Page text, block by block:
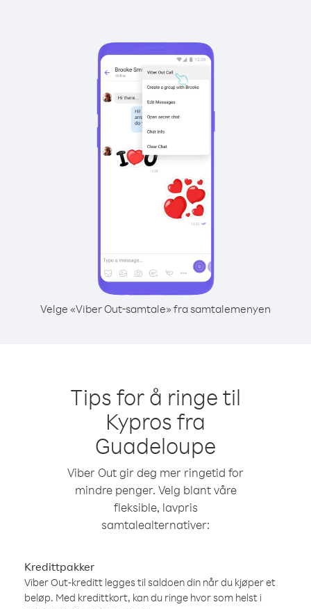
Velge «Viber Out-samtale» fra samtalemenyen
Tips for å ringe til
Kypros fra
Guadeloupe
Viber Out gir deg mer ringetid for
mindre penger. Velg blant våre
fleksible, lavpris
samtalealternativer:
Kredittpakker
Viber Out-kreditt legges til saldoen din når du kjøper et
beløp. Med kredittkort, kan du ringe hvor som helst i